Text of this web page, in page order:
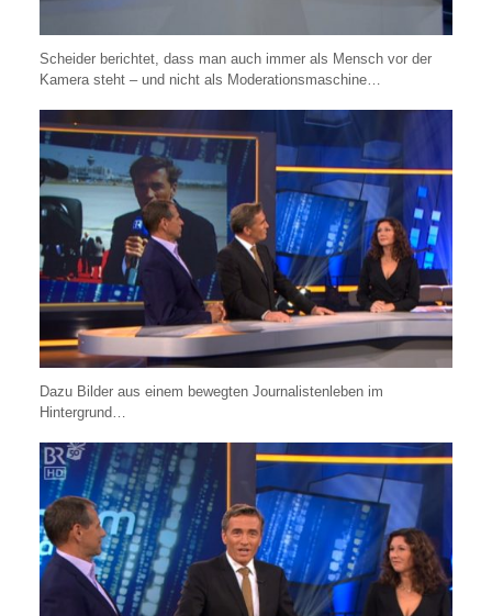
Scheider berichtet, dass man auch immer als Mensch vor der
Kamera steht – und nicht als Moderationsmaschine…
Dazu Bilder aus einem bewegten Journalistenleben im
Hintergrund…